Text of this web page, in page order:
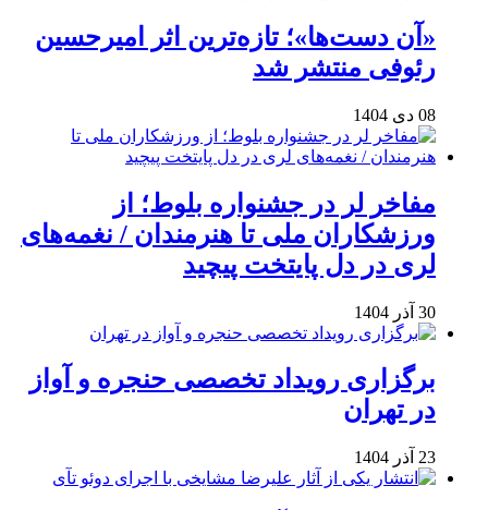
«آن دست‌ها»؛ تازه‌ترین اثر امیرحسین
رئوفی منتشر شد
08 دی 1404
مفاخر لر در جشنواره بلوط؛ از
ورزشکاران ملی تا هنرمندان / نغمه‌های
لری در دل پایتخت پیچید
30 آذر 1404
برگزاری رویداد تخصصی حنجره و آواز
در تهران
23 آذر 1404